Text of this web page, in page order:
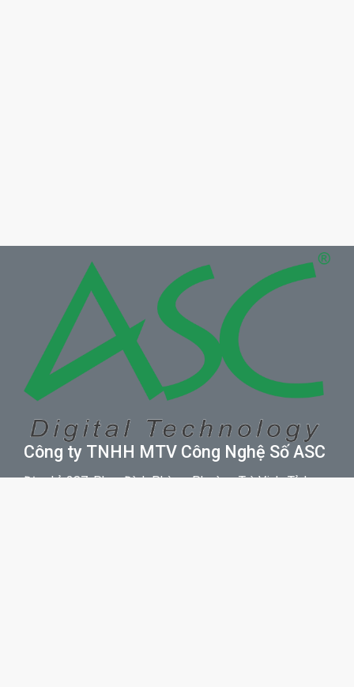
Công ty TNHH MTV Công Nghệ Số ASC
Địa chỉ: 287, Phan Đình Phùng, Phường Trà Vinh, Tỉnh